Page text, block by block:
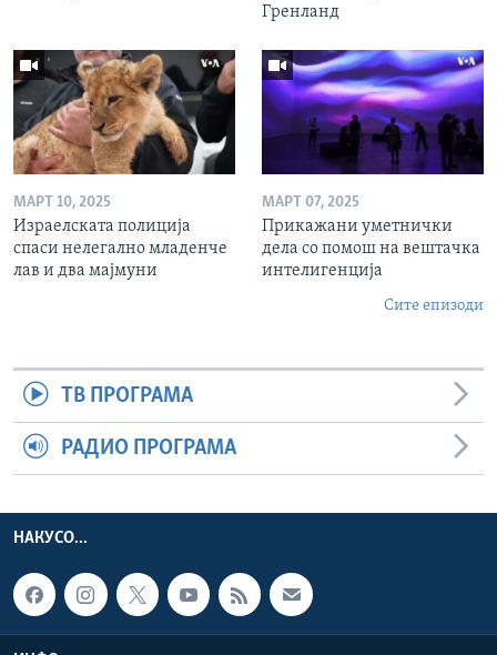
Гренланд
МАРТ 10, 2025
Израелската полиција
спаси нелегално младенче
лав и два мајмуни
МАРТ 07, 2025
Прикажани уметнички
дела со помош на вештачка
интелигенција
Сите епизоди
ТВ ПРОГРАМА
РАДИО ПРОГРАМА
НАКУСО...